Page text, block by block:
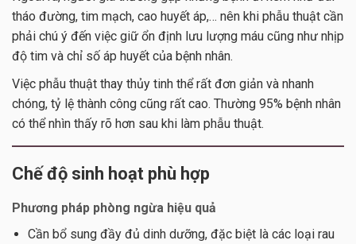
tháo đường, tim mạch, cao huyết áp,… nên khi phẫu thuật cần
phải chú ý đến việc giữ ổn định lưu lượng máu cũng như nhịp
độ tim và chỉ số áp huyết của bệnh nhân.
Việc phẫu thuật thay thủy tinh thể rất đơn giản và nhanh
chóng, tỷ lệ thành công cũng rất cao. Thường 95% bệnh nhân
có thể nhìn thấy rõ hơn sau khi làm phẫu thuật.
Chế độ sinh hoạt phù hợp
Phương pháp phòng ngừa hiệu quả
Cần bổ sung đầy đủ dinh dưỡng, đặc biệt là các loại rau